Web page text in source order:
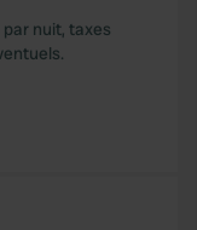
nuit, taxes